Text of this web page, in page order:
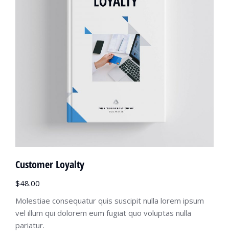
Customer Loyalty
$48.00
Molestiae consequatur quis suscipit nulla lorem ipsum
vel illum qui dolorem eum fugiat quo voluptas nulla
pariatur.